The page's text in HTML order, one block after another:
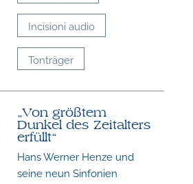
Incisioni audio
Tonträger
„Von größtem
Dunkel des Zeitalters
erfüllt“
Hans Werner Henze und
seine neun Sinfonien